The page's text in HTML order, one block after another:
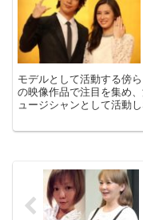
モデルとして活動する傍
の映像作品で注目を集め
ュージシャンとして活動